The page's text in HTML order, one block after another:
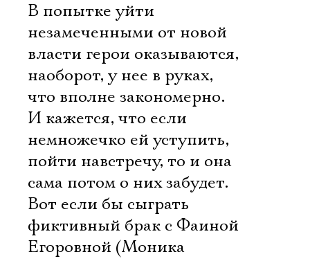
В попытке уйти
незамеченными от новой
власти герои оказываются,
наоборот, у нее в руках,
что вполне закономерно.
И кажется, что если
немножечко ей уступить,
пойти навстречу, то и она
сама потом о них забудет.
Вот если бы сыграть
фиктивный брак с Фаиной
Егоровной (Моника